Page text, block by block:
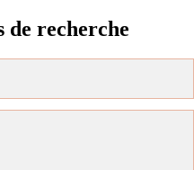
de recherche